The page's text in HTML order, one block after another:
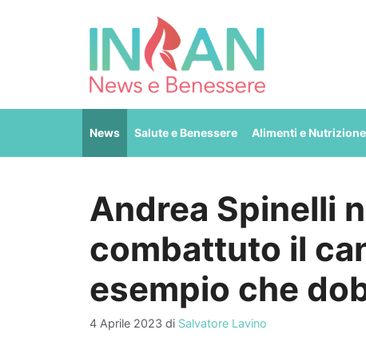
News Salute e Benessere Alimenti e Nutrizione
Andrea Spinelli
combattuto il
esempio che
4 Aprile 2023 di Salvatore Lavino